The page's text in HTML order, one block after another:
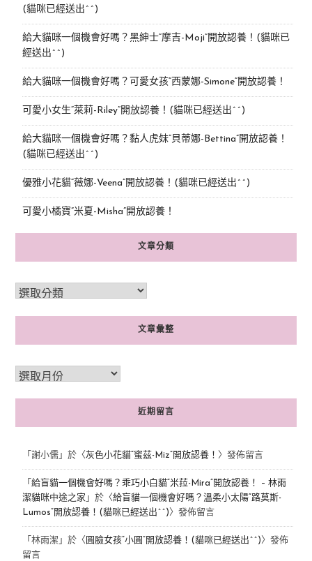
(貓咪已經送出^^)
給大貓咪一個機會好嗎？黑紳士“摩吉-Moji”開放認養！(貓咪已
經送出^^)
給大貓咪一個機會好嗎？可愛女孩“西蒙娜-Simone“開放認養！
可愛小女生“萊莉-Riley”開放認養！(貓咪已經送出^^)
給大貓咪一個機會好嗎？黏人虎妹“貝蒂娜-Bettina”開放認養！
(貓咪已經送出^^)
優雅小花貓“薇娜-Veena”開放認養！(貓咪已經送出^^)
可愛小橘寶”米夏-Misha”開放認養！
文章分類
文章彙整
近期留言
「 謝小儒」於〈灰色小花貓“蜜茲-Miz”開放認養！ 〉發佈留言
「 給盲貓一個機會好嗎？乖巧小白貓“米菈-Mira”開放認養！ – 林雨
潔貓咪中途之家 」於〈給盲貓一個機會好嗎？溫柔小太陽“路莫斯-
Lumos”開放認養！(貓咪已經送出^^)〉發佈留言
「 林雨潔 」於〈 圓臉女孩“小圓”開放認養！(貓咪已經送出^^)〉發佈
留言